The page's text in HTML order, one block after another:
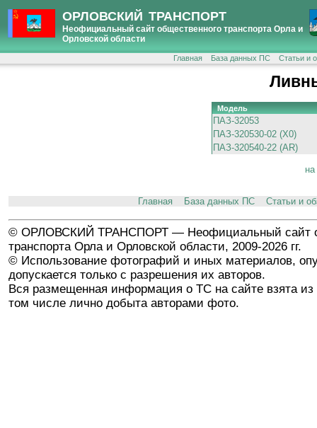
ОРЛОВСКИЙ ТРАНСПОРТ
Неофициальный сайт общественного транспорта Орла и
Орловской области
Главная База данных ПС Статьи и
Модель
ПАЗ-32053
ПАЗ-320530-02 (X0)
ПАЗ-320540-22 (AR)
Главная База данных ПС Статьи и
© ОРЛОВСКИЙ ТРАНСПОРТ — Неофициальный сайт
транспорта Орла и Орловской области, 2009-2026 гг.
© Использование фотографий и иных материалов,
допускается только с разрешения их авторов.
Вся размещенная информация о ТС на сайте взята из
том числе лично добыта авторами фото.